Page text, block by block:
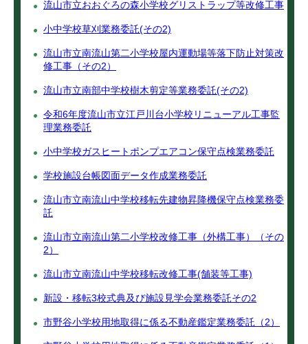
流山市立おおぐろの森小学校グリストラップ等改修工事
小中学校草刈業務委託(その2)
流山市立南流山第二小学校屋内運動場等落下防止対策改
修工事（その2）
流山市立南部中学校樹木剪定等業務委託(その2)
令和6年度流山市立江戸川台小学校リニューアル工事監
理業務委託
小中学校ガスヒートポンプエアコン保守点検業務委託
学校施設台帳図面データ作成業務委託
流山市立南流山中学校移転先建物昇降機保守点検業務委
託
流山市立南流山第二小学校改修工事（外構工事）（その
2）
流山市立南流山中学校移転改修工事(舗装等工事)
新設・移転3校式典及び施設見学会業務委託その2
市野谷小学校用地取得に係る不動産鑑定業務委託（2）